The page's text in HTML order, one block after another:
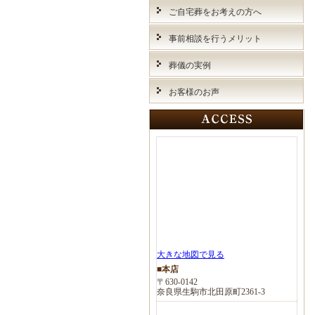
ご自宅葬をお考えの方へ
事前相談を行うメリット
葬儀の実例
お客様のお声
大きな地図で見る
■本店
〒630-0142
奈良県生駒市北田原町2361-3